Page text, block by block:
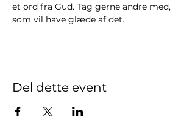
et ord fra Gud. Tag gerne andre med,
som vil have glæde af det.
Del dette event